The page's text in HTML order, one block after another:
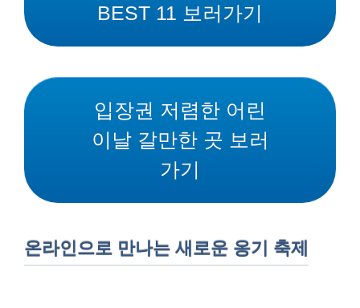
BEST 11 보러가기
입장권 저렴한 어린
이날 갈만한 곳 보러
가기
온라인으로 만나는 새로운 옹기 축제